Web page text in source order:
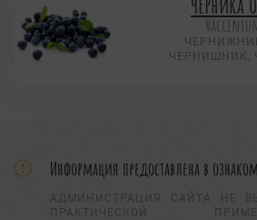
ЧЕРНИШНИК,
Информация предоставлена в
АДМИНИСТРАЦИЯ САЙТА НЕ
ПРАКТИЧЕСКОЙ